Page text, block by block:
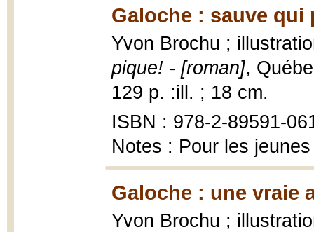
Galoche : sauve qui
Yvon Brochu ;
pique! - [roman],
129 p. :ill. ; 18 cm.
ISBN : 978-2-89591-
Notes : Pour les
Galoche : une vraie
Yvon Brochu ;